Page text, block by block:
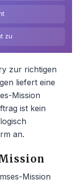
zu
zur richtigen
liefert eine
Mission
ist kein
an.
Mission